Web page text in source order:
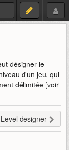
désigner le
d'un jeu, qui
délimitée (voir
Level designer